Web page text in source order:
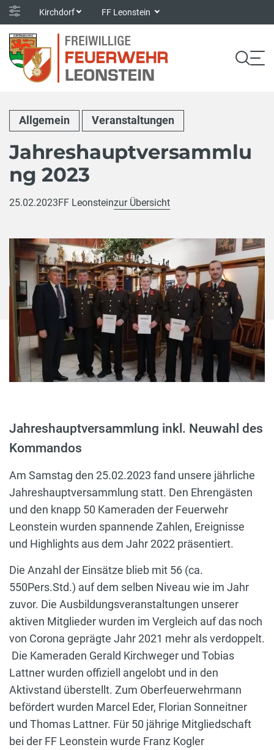
Kirchdorf FF Leonstein
Allgemein Veranstaltungen
Jahreshauptversammlu
ng 2023
25.02.2023FF Leonsteinzur Übersicht
Jahreshauptversammlung inkl. Neuwahl des
Kommandos
Am Samstag den 25.02.2023 fand unsere jährliche
Jahreshauptversammlung statt. Den Ehrengästen
und den knapp 50 Kameraden der Feuerwehr
Leonstein wurden spannende Zahlen, Ereignisse
und Highlights aus dem Jahr 2022 präsentiert.
Die Anzahl der Einsätze blieb mit 56 (ca.
550Pers.Std.) auf dem selben Niveau wie im Jahr
zuvor. Die Ausbildungsveranstaltungen unserer
aktiven Mitglieder wurden im Vergleich auf das noch
von Corona geprägte Jahr 2021 mehr als verdoppelt.
Die Kameraden Gerald Kirchweger und Tobias
Lattner wurden offiziell angelobt und in den
Aktivstand überstellt. Zum Oberfeuerwehrmann
befördert wurden Marcel Eder, Florian Sonneitner
und Thomas Lattner. Für 50 jährige Mitgliedschaft
bei der FF Leonstein wurde Franz Kogler